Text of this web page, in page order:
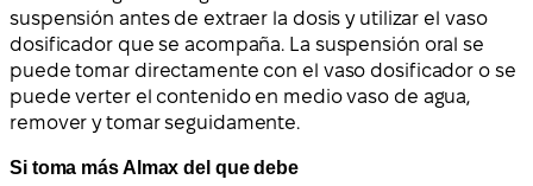
suspensión antes de extraer la dosis y utilizar el vaso
dosificador que se acompaña. La suspensión oral se
puede tomar directamente con el vaso dosificador o se
puede verter el contenido en medio vaso de agua,
remover y tomar seguidamente.
Si toma más Almax del que debe